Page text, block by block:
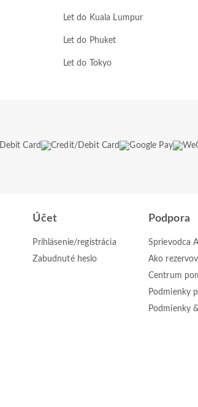
Let do Kuala Lumpur
Let do Phuket
Let do Tokyo
Účet
Prihlásenie/registrácia
Zabudnuté heslo
Podpora
Sprievodca
Ako
Centrum
Podmienky
Podmienky